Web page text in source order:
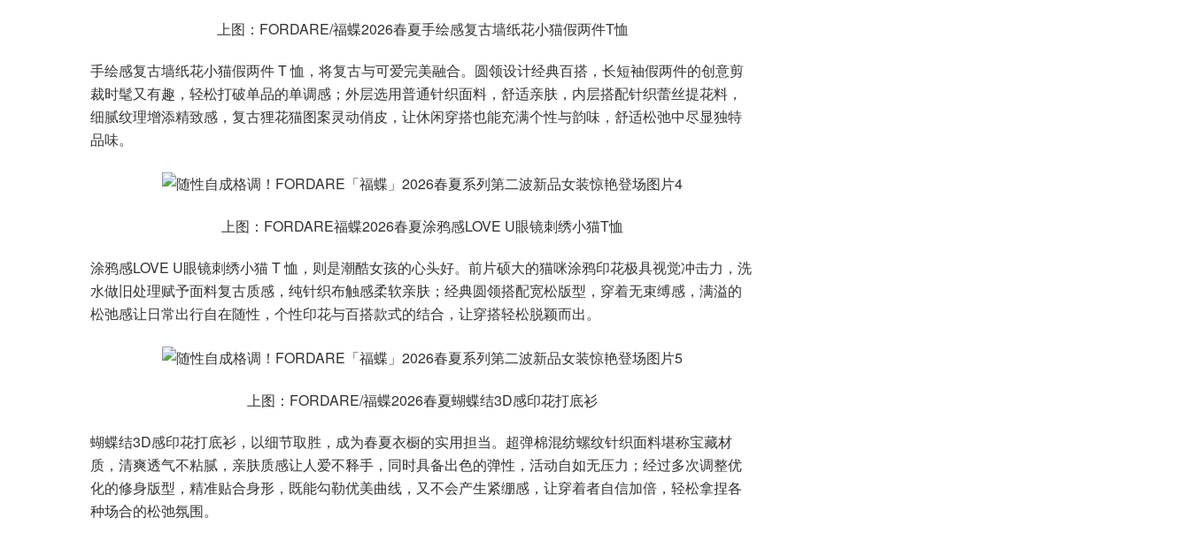
上图：FORDARE/福蝶2026春夏手绘感复古墙纸花小猫假两件T恤
手绘感复古墙纸花小猫假两件 T 恤，将复古与可爱完美融合。圆领设计经典百搭，长短袖假两件的创意剪
裁时髦又有趣，轻松打破单品的单调感；外层选用普通针织面料，舒适亲肤，内层搭配针织蕾丝提花料，
细腻纹理增添精致感，复古狸花猫图案灵动俏皮，让休闲穿搭也能充满个性与韵味，舒适松弛中尽显独特
品味。
上图：FORDARE福蝶2026春夏涂鸦感LOVE U眼镜刺绣小猫T恤
涂鸦感LOVE U眼镜刺绣小猫 T 恤，则是潮酷女孩的心头好。前片硕大的猫咪涂鸦印花极具视觉冲击力，洗
水做旧处理赋予面料复古质感，纯针织布触感柔软亲肤；经典圆领搭配宽松版型，穿着无束缚感，满溢的
松弛感让日常出行自在随性，个性印花与百搭款式的结合，让穿搭轻松脱颖而出。
上图：FORDARE/福蝶2026春夏蝴蝶结3D感印花打底衫
蝴蝶结3D感印花打底衫，以细节取胜，成为春夏衣橱的实用担当。超弹棉混纺螺纹针织面料堪称宝藏材
质，清爽透气不粘腻，亲肤质感让人爱不释手，同时具备出色的弹性，活动自如无压力；经过多次调整优
化的修身版型，精准贴合身形，既能勾勒优美曲线，又不会产生紧绷感，让穿着者自信加倍，轻松拿捏各
种场合的松弛氛围。